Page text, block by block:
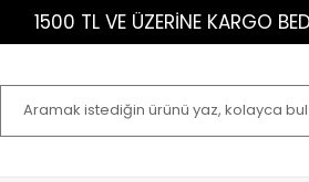
1500 TL VE ÜZERİNE KARGO BEDAVA!